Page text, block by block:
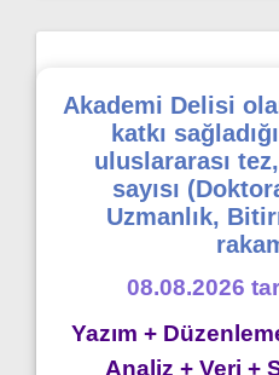
Akademi Delisi
katkı
uluslararası
sayısı
Uzmanlık,
08.08.2026
Yazım +
Analiz + Veri +